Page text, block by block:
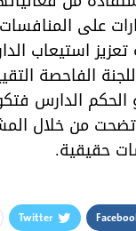
على
استيعاب
الفاحصة
الحكم الدارس
من خلال
حقيقية.‏‏
Twitter